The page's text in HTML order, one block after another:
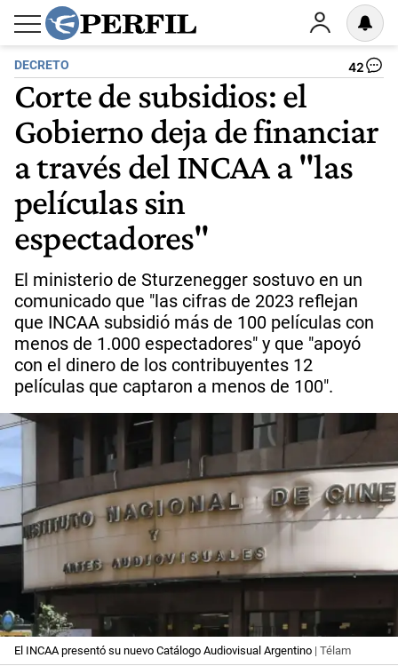
DECRETO 42
Corte de subsidios: el
Gobierno deja de financiar
a través del INCAA a "las
películas sin
espectadores"
El ministerio de Sturzenegger sostuvo en un
comunicado que "las cifras de 2023 reflejan
que INCAA subsidió más de 100 películas con
menos de 1.000 espectadores" y que "apoyó
con el dinero de los contribuyentes 12
películas que captaron a menos de 100".
El INCAA presentó su nuevo Catálogo Audiovisual Argentino | Télam